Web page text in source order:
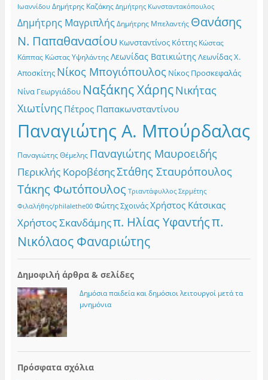
Ιωαννίδου Δημήτρης Καζάκης Δημήτρης Κωνσταντακόπουλος
Δημήτρης Μαγριπλής Δημήτρης Μπελαντής Θανάσης
Ν. Παπαθανασίου Κωνσταντίνος Κόττης Κώστας
Κάππας Κώστας Υψηλάντης Λεωνίδας ΒατικιώτηςΛεωνίδας Χ.
Αποσκίτης Νίκος Μπογιόπουλος Νίκος Προσκεφαλάς
Νίνα Γεωργιάδου Ναξάκης ΧάρηςΝικήτας
Χιωτίνης Πέτρος Παπακωνσταντίνου
Παναγιώτης Α. Μπούρδαλας
Παναγιώτης Θέμελης Παναγιώτης Μαυροειδής
Περικλής ΚοροβέσηςΣτάθης Σταυρόπουλος
Τάκης Φωτόπουλος Τριαντάφυλλος Σερμέτης
Φιλαλήθης/philalethe00 Φώτης ΣχοινάςΧρήστος Κάτσικας
Χρήστος Σκανδάμηςπ. Ηλίας Υφαντήςπ.
Νικόλαος Φαναριώτης
Δημοφιλή άρθρα & σελίδες
Δημόσια παιδεία και δημόσιοι λειτουργοί μετά τα
μνημόνια
Πρόσφατα σχόλια